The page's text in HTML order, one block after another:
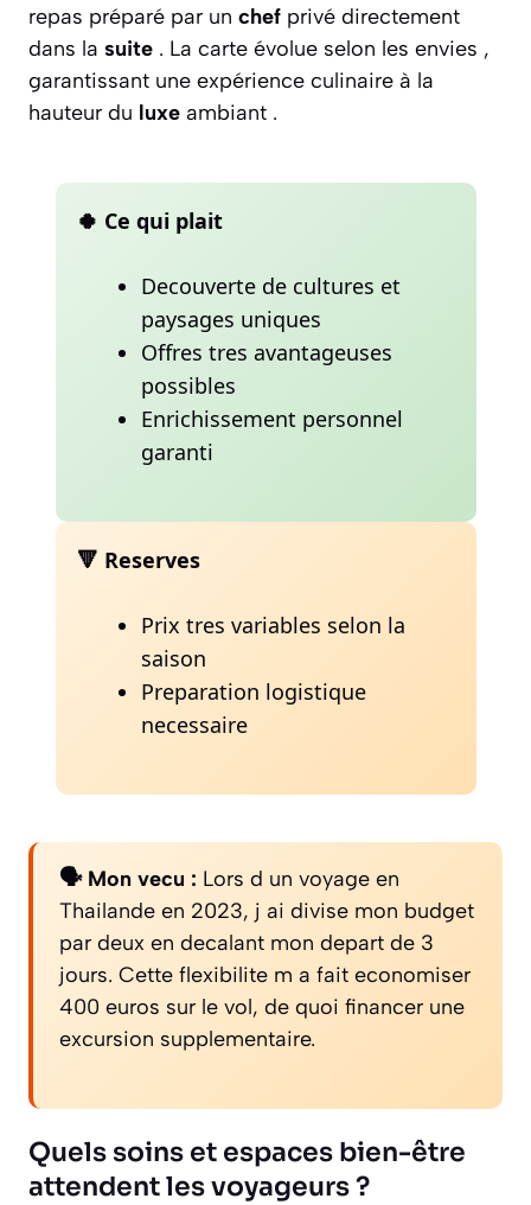
repas préparé par un chef privé directement
dans la suite . La carte évolue selon les envies ,
garantissant une expérience culinaire à la
hauteur du luxe ambiant .
🍀 Ce qui plait
Decouverte de cultures et
paysages uniques
Offres tres avantageuses
possibles
Enrichissement personnel
garanti
🔻 Reserves
Prix tres variables selon la
saison
Preparation logistique
necessaire
🗣️ Mon vecu : Lors d un voyage en
Thailande en 2023, j ai divise mon budget
par deux en decalant mon depart de 3
jours. Cette flexibilite m a fait economiser
400 euros sur le vol, de quoi financer une
excursion supplementaire.
Quels soins et espaces bien-être
attendent les voyageurs ?